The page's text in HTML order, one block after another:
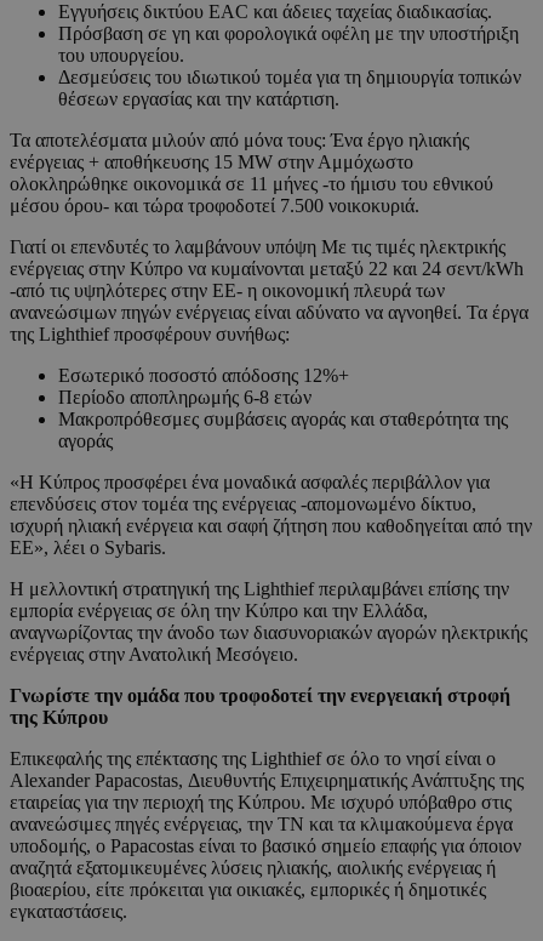
Εγγυήσεις δικτύου EAC και άδειες ταχείας διαδικασίας.
Πρόσβαση σε γη και φορολογικά οφέλη με την υποστήριξη
του υπουργείου.
Δεσμεύσεις του ιδιωτικού τομέα για τη δημιουργία τοπικών
θέσεων εργασίας και την κατάρτιση.
Τα αποτελέσματα μιλούν από μόνα τους: Ένα έργο ηλιακής
ενέργειας + αποθήκευσης 15 MW στην Αμμόχωστο
ολοκληρώθηκε οικονομικά σε 11 μήνες -το ήμισυ του εθνικού
μέσου όρου- και τώρα τροφοδοτεί 7.500 νοικοκυριά.
Γιατί οι επενδυτές το λαμβάνουν υπόψη Με τις τιμές ηλεκτρικής
ενέργειας στην Κύπρο να κυμαίνονται μεταξύ 22 και 24 σεντ/kWh
-από τις υψηλότερες στην ΕΕ- η οικονομική πλευρά των
ανανεώσιμων πηγών ενέργειας είναι αδύνατο να αγνοηθεί. Τα έργα
της Lighthief προσφέρουν συνήθως:
Εσωτερικό ποσοστό απόδοσης 12%+
Περίοδο αποπληρωμής 6-8 ετών
Μακροπρόθεσμες συμβάσεις αγοράς και σταθερότητα της
αγοράς
«Η Κύπρος προσφέρει ένα μοναδικά ασφαλές περιβάλλον για
επενδύσεις στον τομέα της ενέργειας -απομονωμένο δίκτυο,
ισχυρή ηλιακή ενέργεια και σαφή ζήτηση που καθοδηγείται από την
ΕΕ», λέει ο Sybaris.
Η μελλοντική στρατηγική της Lighthief περιλαμβάνει επίσης την
εμπορία ενέργειας σε όλη την Κύπρο και την Ελλάδα,
αναγνωρίζοντας την άνοδο των διασυνοριακών αγορών ηλεκτρικής
ενέργειας στην Ανατολική Μεσόγειο.
Γνωρίστε την ομάδα που τροφοδοτεί την ενεργειακή στροφή
της Κύπρου
Επικεφαλής της επέκτασης της Lighthief σε όλο το νησί είναι ο
Alexander Papacostas, Διευθυντής Επιχειρηματικής Ανάπτυξης της
εταιρείας για την περιοχή της Κύπρου. Με ισχυρό υπόβαθρο στις
ανανεώσιμες πηγές ενέργειας, την ΤΝ και τα κλιμακούμενα έργα
υποδομής, ο Papacostas είναι το βασικό σημείο επαφής για όποιον
αναζητά εξατομικευμένες λύσεις ηλιακής, αιολικής ενέργειας ή
βιοαερίου, είτε πρόκειται για οικιακές, εμπορικές ή δημοτικές
εγκαταστάσεις.